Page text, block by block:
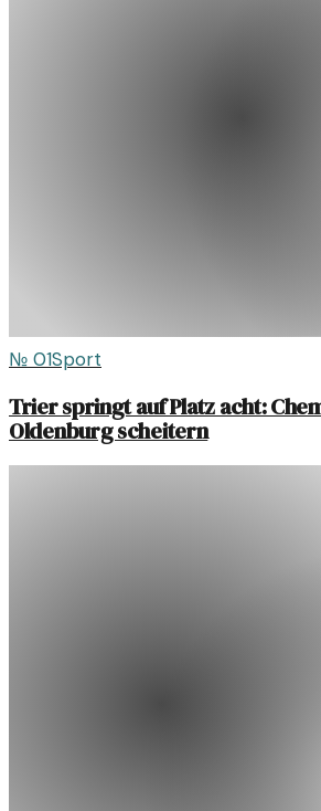
№ 01Sport
Trier springt auf Platz acht:
Oldenburg scheitern